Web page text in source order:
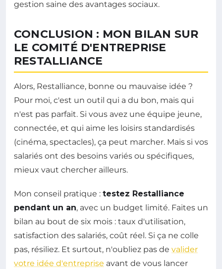
gestion saine des avantages sociaux.
CONCLUSION : MON BILAN SUR
LE COMITÉ D'ENTREPRISE
RESTALLIANCE
Alors, Restalliance, bonne ou mauvaise idée ?
Pour moi, c'est un outil qui a du bon, mais qui
n'est pas parfait. Si vous avez une équipe jeune,
connectée, et qui aime les loisirs standardisés
(cinéma, spectacles), ça peut marcher. Mais si vos
salariés ont des besoins variés ou spécifiques,
mieux vaut chercher ailleurs.
Mon conseil pratique : testez Restalliance
pendant un an, avec un budget limité. Faites un
bilan au bout de six mois : taux d'utilisation,
satisfaction des salariés, coût réel. Si ça ne colle
pas, résiliez. Et surtout, n'oubliez pas de valider
votre idée d'entreprise avant de vous lancer